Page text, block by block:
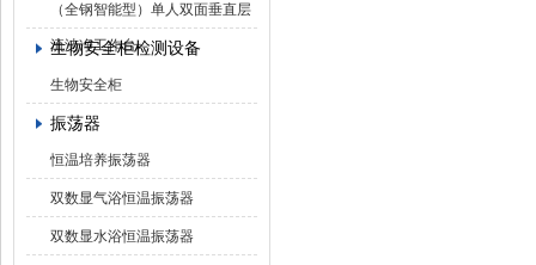
（全钢智能型）单人双面垂直层
流洁净工作台
生物安全柜检测设备
生物安全柜
振荡器
恒温培养振荡器
双数显气浴恒温振荡器
双数显水浴恒温振荡器